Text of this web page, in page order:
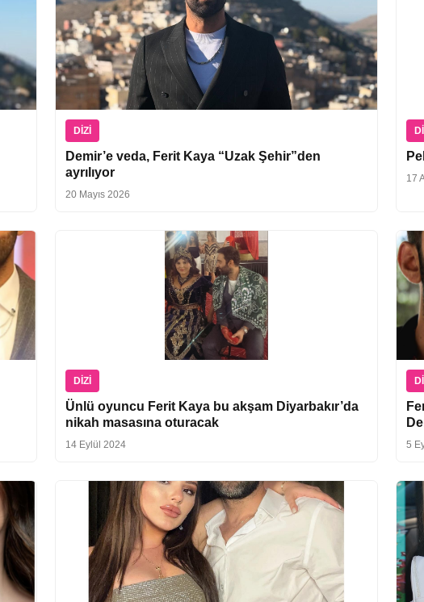
DIZI
Demir’e veda, Ferit Kaya “Uzak Şehir”den
ayrılıyor
20 Mayıs 2026
17
DIZI
Ünlü oyuncu Ferit Kaya bu akşam Diyarbakır’da
nikah masasına oturacak
14 Eylül 2024 5